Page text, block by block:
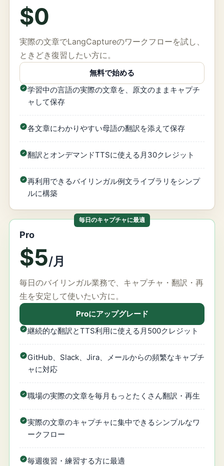
$0
実際の文章でLangCaptureのワークフローを試し、
ときどき復習したい方に。
無料で始める
学習中の言語の実際の文章を、原文のままキャプチ
ャして保存
各文章にわかりやすい母語の翻訳を添えて保存
翻訳とオンデマンドTTSに使える月30クレジット
再利用できるバイリンガル例文ライブラリをシンプ
ルに構築
毎日のキャプチャに最適
Pro
$5/月
毎日のバイリンガル業務で、キャプチャ・翻訳・再
生を安定して使いたい方に。
Proにアップグレード
継続的な翻訳とTTS利用に使える月500クレジット
GitHub、Slack、Jira、メールからの頻繁なキャプチ
ャに対応
職場の実際の文章を毎月もっとたくさん翻訳・再生
実際の文章のキャプチャに集中できるシンプルなワ
ークフロー
毎週復習・練習する方に最適